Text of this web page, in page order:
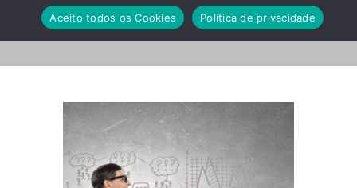
404730_NVSSRV3
Aceito todos os Cookies
Política de privacidade